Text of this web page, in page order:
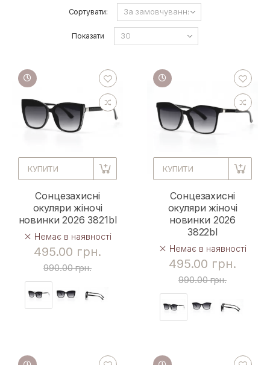
Сортувати:
Показати
КУПИТИ
Сонцезахисні
окуляри жіночі
новинки 2026 3821bl
Немає в наявності
495.00 грн.
990.00 грн.
КУПИТИ
Сонцезахисні
окуляри жіночі
новинки 2026
3822bl
Немає в наявності
495.00 грн.
990.00 грн.